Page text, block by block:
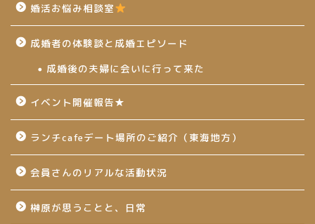
婚活お悩み相談室
成婚者の体験談と成婚エピソード
成婚後の夫婦に会いに行って来た
イベント開催報告★
ランチcafeデート場所のご紹介（東海地方）
会員さんのリアルな活動状況
榊原が思うことと、日常